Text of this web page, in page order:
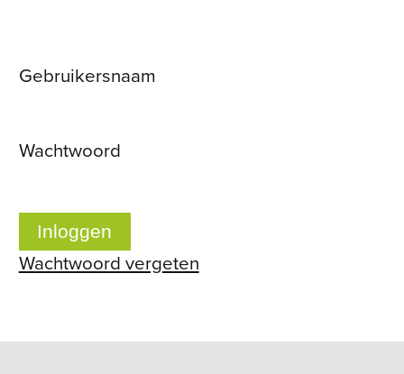
Gebruikersnaam
Wachtwoord
Inloggen
Wachtwoord vergeten